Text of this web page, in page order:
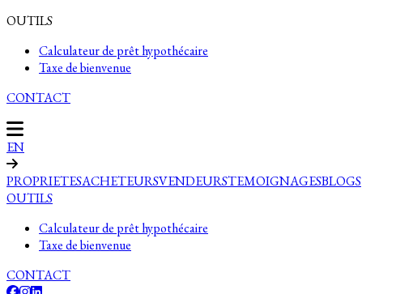
OUTILS
Calculateur de prêt hypothécaire
Taxe de bienvenue
CONTACT
EN
PROPRIETESACHETEURSVENDEURSTEMOIGNAGESBLOGS
OUTILS
Calculateur de prêt hypothécaire
Taxe de bienvenue
CONTACT